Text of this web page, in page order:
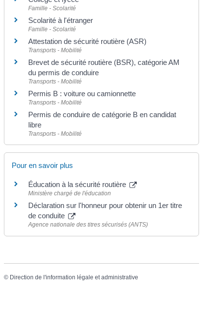
Famille - Scolarité
Scolarité à l'étranger
Famille - Scolarité
Attestation de sécurité routière (ASR)
Transports - Mobilité
Brevet de sécurité routière (BSR), catégorie AM
du permis de conduire
Transports - Mobilité
Permis B : voiture ou camionnette
Transports - Mobilité
Permis de conduire de catégorie B en candidat
libre
Transports - Mobilité
Pour en savoir plus
Éducation à la sécurité routière
Ministère chargé de l'éducation
Déclaration sur l'honneur pour obtenir un 1er titre
de conduite
Agence nationale des titres sécurisés (ANTS)
© Direction de l'information légale et administrative